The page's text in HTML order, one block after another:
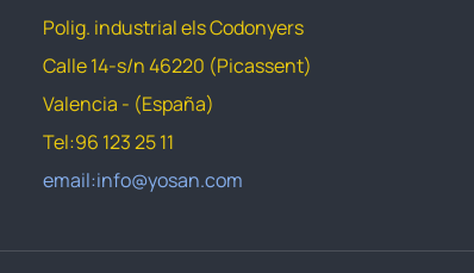
Polig. industrial els Codonyers
Calle 14-s/n 46220 (Picassent)
Valencia - (España)
Tel:96 123 25 11
email:info@yosan.com